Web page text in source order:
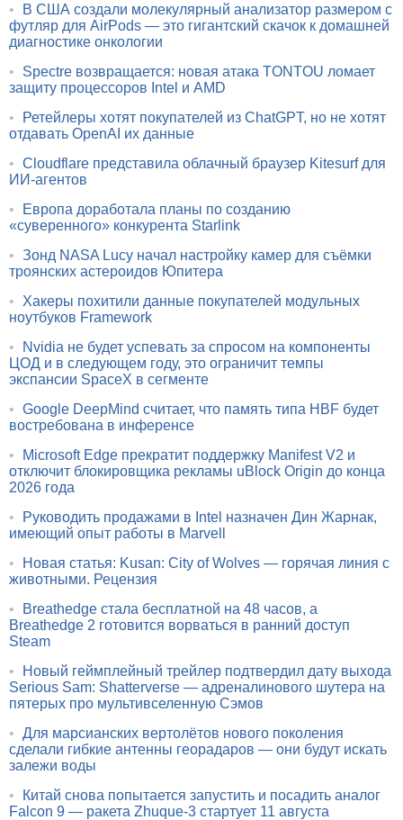
•
В США создали молекулярный анализатор размером с
футляр для AirPods — это гигантский скачок к домашней
диагностике онкологии
•
Spectre возвращается: новая атака TONTOU ломает
защиту процессоров Intel и AMD
•
Ретейлеры хотят покупателей из ChatGPT, но не хотят
отдавать OpenAI их данные
• Cloudflare представила облачный браузер Kitesurf для
ИИ-агентов
•
Европа доработала планы по созданию
«суверенного» конкурента Starlink
• Зонд NASA Lucy начал настройку камер для съёмки
троянских астероидов Юпитера
•
Хакеры похитили данные покупателей модульных
ноутбуков Framework
•
Nvidia не будет успевать за спросом на компоненты
ЦОД и в следующем году, это ограничит темпы
экспансии SpaceX в сегменте
• Google DeepMind считает, что память типа HBF будет
востребована в инференсе
•
Microsoft Edge прекратит поддержку Manifest V2 и
отключит блокировщика рекламы uBlock Origin до конца
2026 года
•
Руководить продажами в Intel назначен Дин Жарнак,
имеющий опыт работы в Marvell
•
Новая статья: Kusan: City of Wolves — горячая линия с
животными. Рецензия
•
Breathedge стала бесплатной на 48 часов, а
Breathedge 2 готовится ворваться в ранний доступ
Steam
•
Новый геймплейный трейлер подтвердил дату выхода
Serious Sam: Shatterverse — адреналинового шутера на
пятерых про мультивселенную Сэмов
• Для марсианских вертолётов нового поколения
сделали гибкие антенны георадаров — они будут искать
залежи воды
•
Китай снова попытается запустить и посадить аналог
Falcon 9 — ракета Zhuque-3 стартует 11 августа